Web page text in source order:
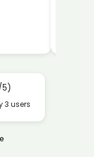
3 users